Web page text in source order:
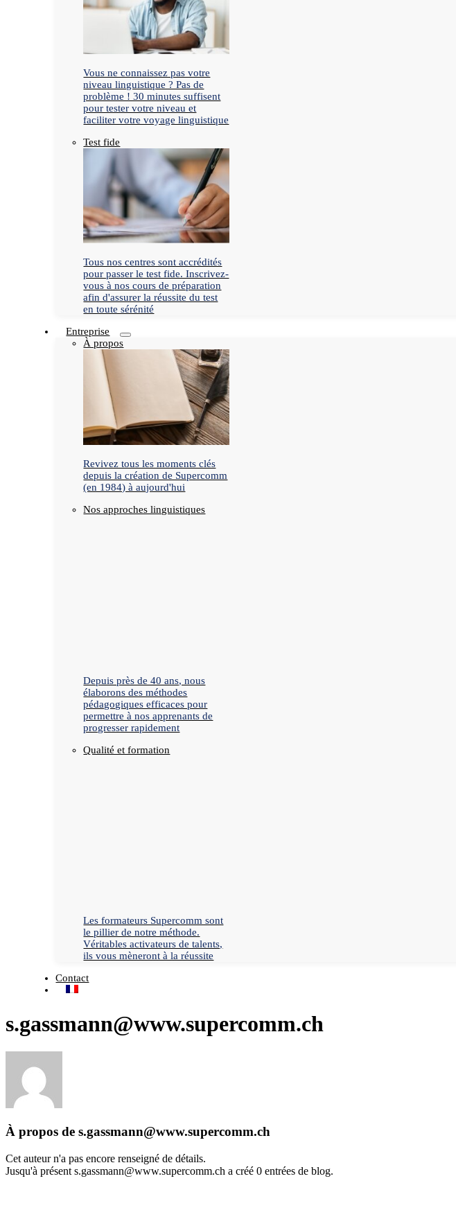
Vous ne connaissez pas votre
niveau linguistique ? Pas de
problème ! 30 minutes suffisent
pour tester votre niveau et
faciliter votre voyage linguistique
Test fide
Tous nos centres sont accrédités
pour passer le test fide. Inscrivez-
vous à nos cours de préparation
afin d'assurer la réussite du test
en toute sérénité
Entreprise
À propos
Revivez tous les moments clés
depuis la création de Supercomm
(en 1984) à aujourd'hui
Nos approches linguistiques
Depuis près de 40 ans, nous
élaborons des méthodes
pédagogiques efficaces pour
permettre à nos apprenants de
progresser rapidement
Qualité et formation
Les formateurs Supercomm sont
le pillier de notre méthode.
Véritables activateurs de talents,
ils vous mèneront à la réussite
Contact
s.gassmann@www.supercomm.ch
À propos de s.gassmann@www.supercomm.ch
Cet auteur n'a pas encore renseigné de détails.
Jusqu'à présent s.gassmann@www.supercomm.ch a créé 0 entrées de blog.